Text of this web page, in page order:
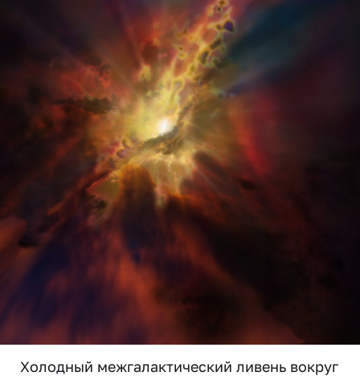
Холодный межгалактический ливень вокруг